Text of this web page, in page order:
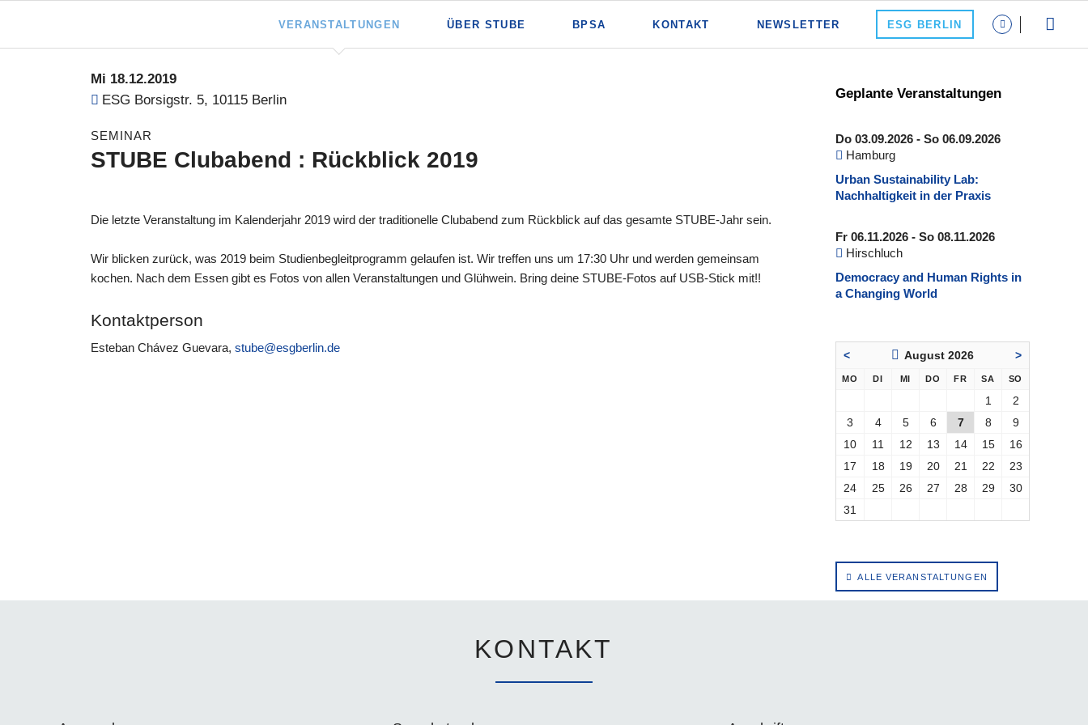
Navigation
überspringen
VERANSTALTUNGEN ÜBER STUBE BPSA KONTAKT NEWSLETTER ESG BERLIN
Mi 18.12.2019
ESG Borsigstr. 5, 10115 Berlin
SEMINAR
STUBE Clubabend : Rückblick 2019
Die letzte Veranstaltung im Kalenderjahr 2019 wird der traditionelle Clubabend zum Rückblick auf das gesamte STUBE-Jahr sein.
Wir blicken zurück, was 2019 beim Studienbegleitprogramm gelaufen ist. Wir treffen uns um 17:30 Uhr und werden gemeinsam
kochen. Nach dem Essen gibt es Fotos von allen Veranstaltungen und Glühwein. Bring deine STUBE-Fotos auf USB-Stick mit!!
Kontaktperson
Esteban Chávez Guevara, stube@esgberlin.de
Geplante Veranstaltungen
Do 03.09.2026 - So 06.09.2026
Hamburg
Urban Sustainability Lab:
Nachhaltigkeit in der Praxis
Fr 06.11.2026 - So 08.11.2026
Hirschluch
Democracy and Human Rights in
a Changing World
< August 2026 >
MO NTAG
DIENSTAG
MI TTWOCH
DO NNERSTAG
FREITAG
SA MSTAG
SO
1
2
3
4 5 6 7 8
9
10
11 12 13 14 15
16
17
18 19 20 21 22
23
24
25 26 27 28 29
30
31
ALLE VERANSTALTUNGEN
KONTAKT